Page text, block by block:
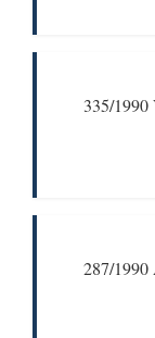
335/1990
287/